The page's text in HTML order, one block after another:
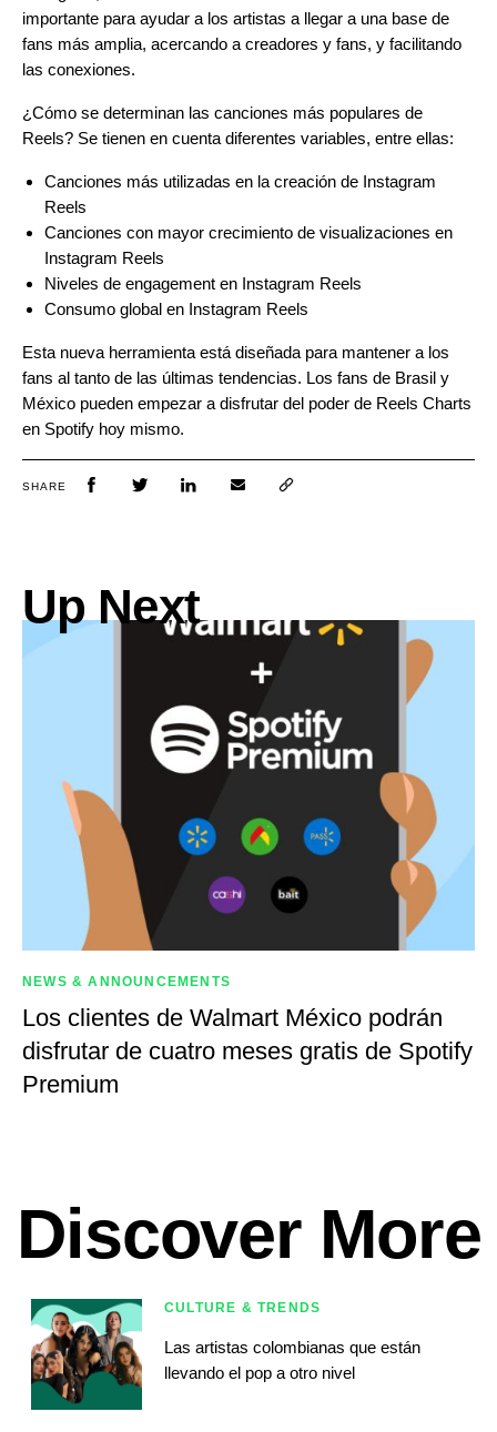
importante para ayudar a los artistas a llegar a una base de
fans más amplia, acercando a creadores y fans, y facilitando
las conexiones.
¿Cómo se determinan las canciones más populares de
Reels? Se tienen en cuenta diferentes variables, entre ellas:
Canciones más utilizadas en la creación de Instagram
Reels
Canciones con mayor crecimiento de visualizaciones en
Instagram Reels
Niveles de engagement en Instagram Reels
Consumo global en Instagram Reels
Esta nueva herramienta está diseñada para mantener a los
fans al tanto de las últimas tendencias. Los fans de Brasil y
México pueden empezar a disfrutar del poder de Reels Charts
en Spotify hoy mismo.
SHARE
Up Next
NEWS & ANNOUNCEMENTS
Los clientes de Walmart México podrán
disfrutar de cuatro meses gratis de Spotify
Premium
Discover More
CULTURE & TRENDS
Las artistas colombianas que están
llevando el pop a otro nivel